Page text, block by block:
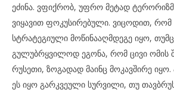
ეძინა. ვფიქრობ, უფრო მეტად
ვიყავით ფოკუსირებული. ვიცოდით,
სტრატეგიული მოწინააღმდეგე იყო,
გულუბრყვილოდ ეგონა, რომ ცივი ომის
რუსეთი, ზოგადად მაინც მოკავშირე
ეს იყო გარკვეული სურვილი, თუ